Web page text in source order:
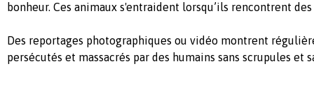
bonheur. Ces animaux s'entraident lorsqu’ils rencontrent
Des reportages photographiques ou vidéo montrent
persécutés et massacrés par des humains sans scrupules et